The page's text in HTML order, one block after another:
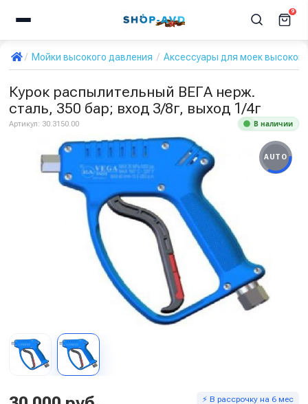
9
Мойки высокого давления Аксессуары для моек
Курок распылительный ВЕГА нерж.
сталь, 350 бар; вход 3/8г, выход 1/4г
Артикул: 30.3150.00 В наличии
AUTO
⚡ В рассрочку на 6 мес